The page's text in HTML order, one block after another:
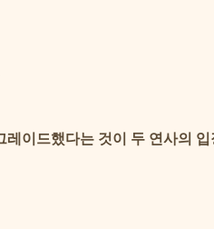
레이드했다는 것이 두 연사의